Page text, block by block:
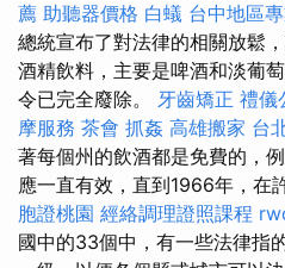
薦 助聽器價格 白蟻 台中地區
總統宣布了對法律的相關放鬆
酒精飲料，主要是啤酒和淡葡
令已完全廢除。 牙齒矯正 禮儀
摩服務 茶會 抓姦 高雄搬家 台
著每個州的飲酒都是免費的，
應一直有效，直到1966年，在
胞證桃園 經絡調理證照課程
國中的33個中，有一些法律指